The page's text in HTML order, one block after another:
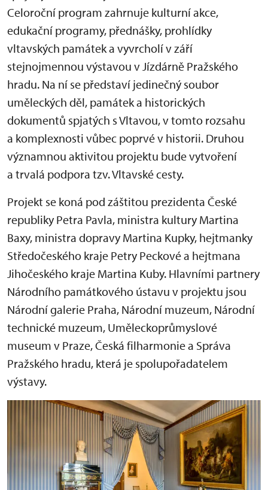
Celoroční program zahrnuje kulturní akce,
edukační programy, přednášky, prohlídky
vltavských památek a vyvrcholí v září
stejnojmennou výstavou v Jízdárně Pražského
hradu. Na ní se představí jedinečný soubor
uměleckých děl, památek a historických
dokumentů spjatých s Vltavou, v tomto rozsahu
a komplexnosti vůbec poprvé v historii. Druhou
významnou aktivitou projektu bude vytvoření
a trvalá podpora tzv. Vltavské cesty.
Projekt se koná pod záštitou prezidenta České
republiky Petra Pavla, ministra kultury Martina
Baxy, ministra dopravy Martina Kupky, hejtmanky
Středočeského kraje Petry Peckové a hejtmana
Jihočeského kraje Martina Kuby. Hlavními partnery
Národního památkového ústavu v projektu jsou
Národní galerie Praha, Národní muzeum, Národní
technické muzeum, Uměleckoprůmyslové
museum v Praze, Česká filharmonie a Správa
Pražského hradu, která je spolupořadatelem
výstavy.